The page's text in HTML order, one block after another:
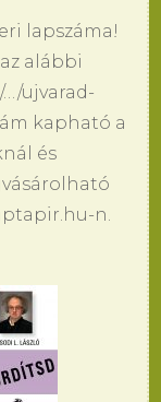
lapszáma!
alábbi
ujvarad-
kapható a
és
n.